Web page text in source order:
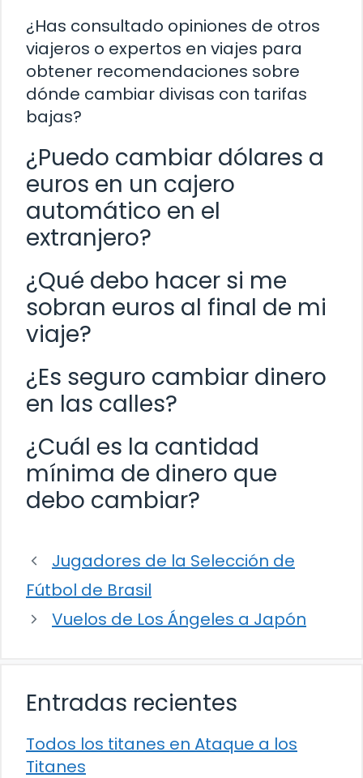
¿Has consultado opiniones de otros
viajeros o expertos en viajes para
obtener recomendaciones sobre
dónde cambiar divisas con tarifas
bajas?
¿Puedo cambiar dólares a
euros en un cajero
automático en el
extranjero?
¿Qué debo hacer si me
sobran euros al final de mi
viaje?
¿Es seguro cambiar dinero
en las calles?
¿Cuál es la cantidad
mínima de dinero que
debo cambiar?
Jugadores de la Selección de
Fútbol de Brasil
Vuelos de Los Ángeles a Japón
Entradas recientes
Todos los titanes en Ataque a los
Titanes